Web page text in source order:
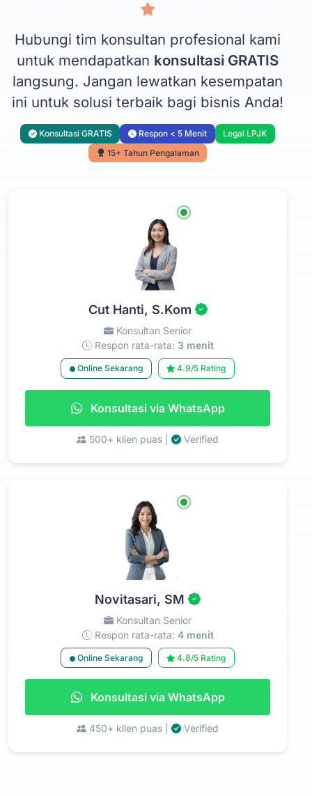
Hubungi tim konsultan profesional kami
untuk mendapatkan konsultasi GRATIS
langsung. Jangan lewatkan kesempatan
ini untuk solusi terbaik bagi bisnis Anda!
Konsultasi GRATIS Respon < 5 Menit
Legal LPJK
15+ Tahun Pengalaman
Cut Hanti, S.Kom
Konsultan Senior
Respon rata-rata: 3 menit
Online Sekarang 4.9/5 Rating
Konsultasi via WhatsApp
500+ klien puas | Verified
Novitasari, SM
Konsultan Senior
Respon rata-rata: 4 menit
Online Sekarang 4.8/5 Rating
Konsultasi via WhatsApp
450+ klien puas | Verified